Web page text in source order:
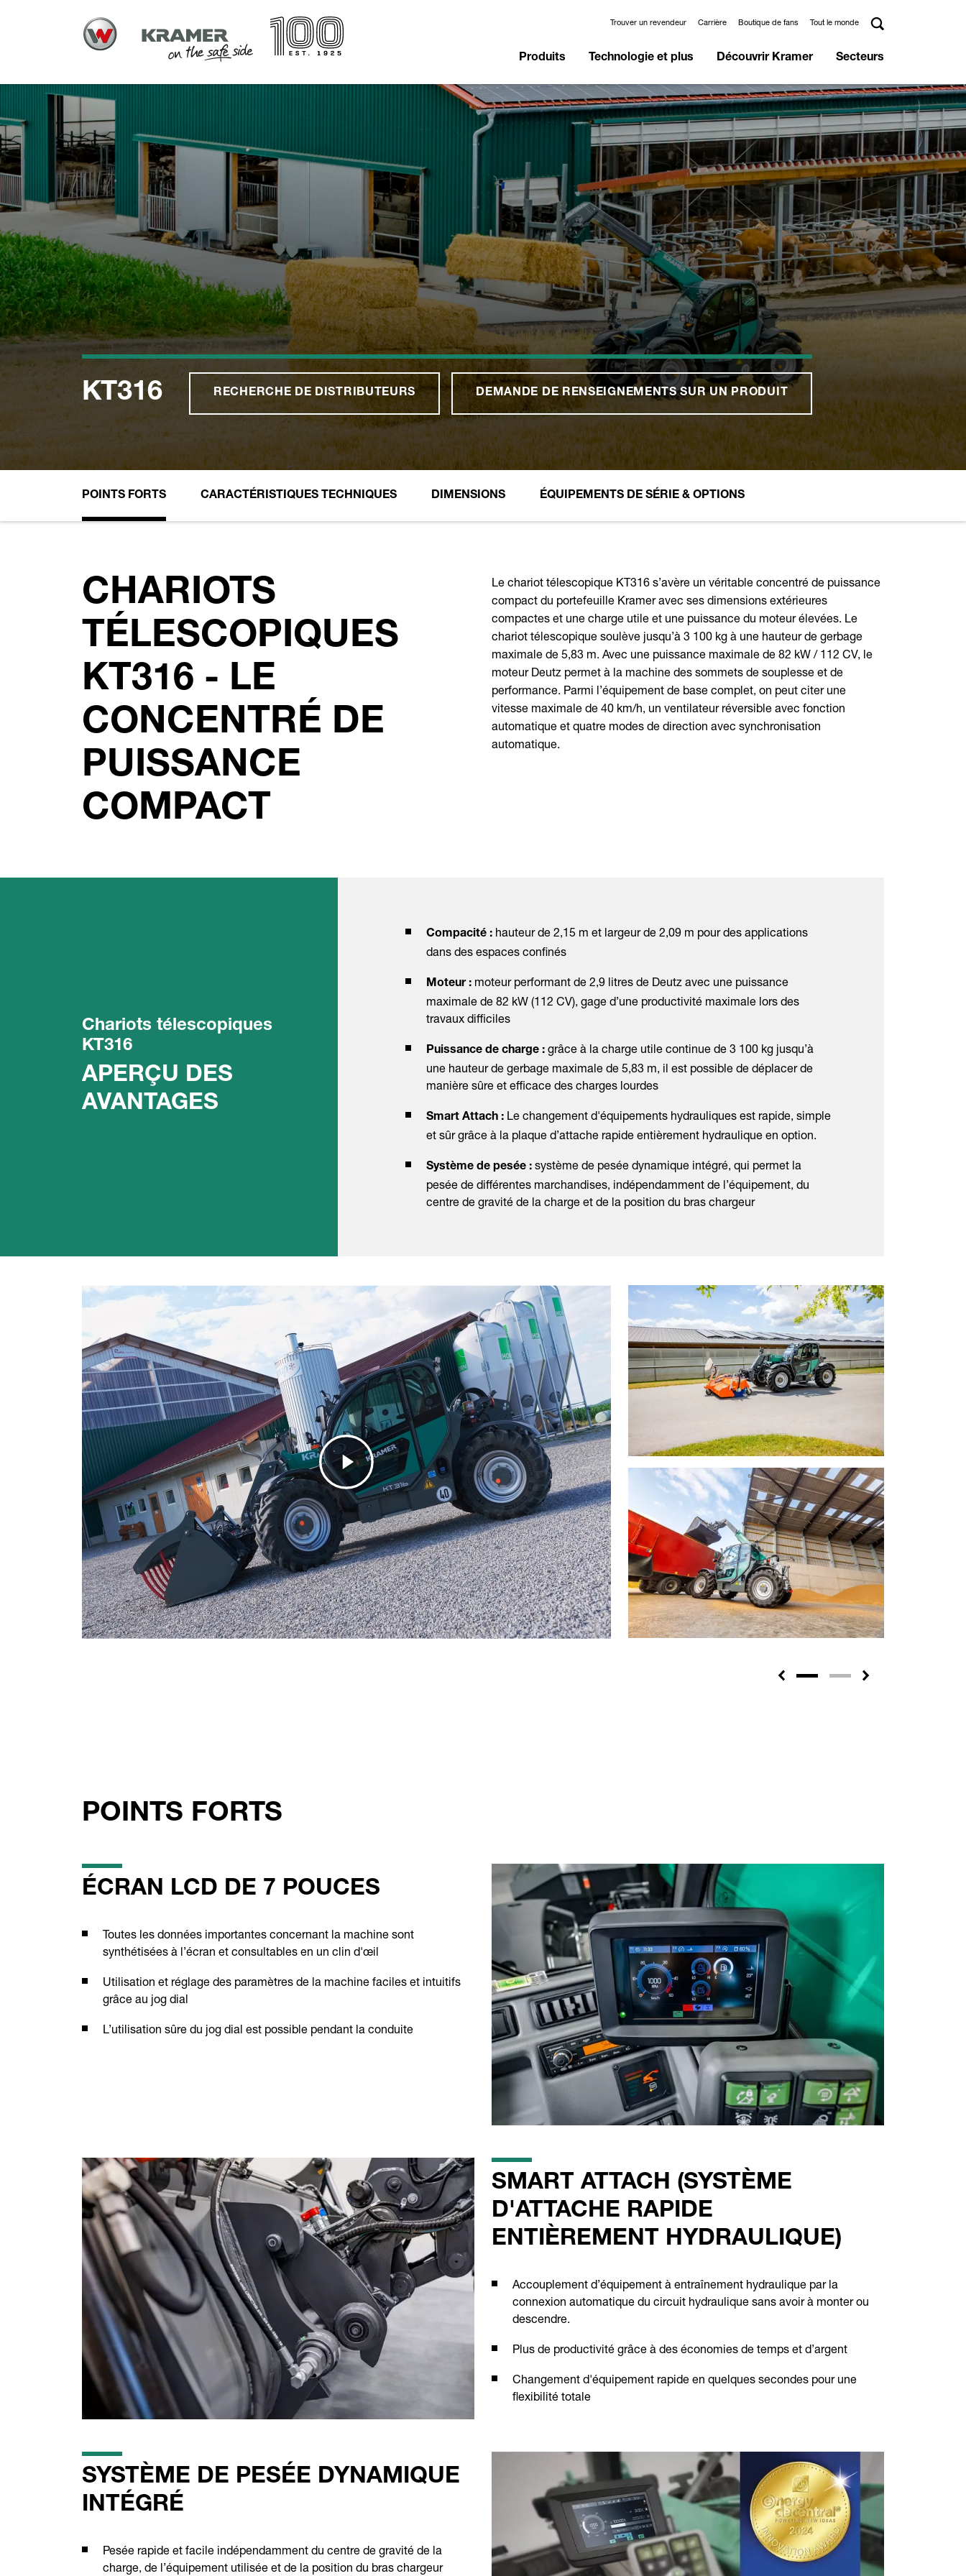
Trouver un revendeur Carrière Boutique de fans Tout le monde
Produits Technologie et plus Découvrir Kramer Secteurs
KT316 RECHERCHE DE DISTRIBUTEURS DEMANDE DE RENSEIGNEMENTS SUR UN PRODUIT
POINTS FORTS CARACTÉRISTIQUES TECHNIQUES DIMENSIONS ÉQUIPEMENTS DE SÉRIE & OPTIONS
CHARIOTS
TÉLESCOPIQUES
KT316 - LE
CONCENTRÉ DE
PUISSANCE
COMPACT
Le chariot télescopique KT316 s’avère un véritable concentré de puissance
compact du portefeuille Kramer avec ses dimensions extérieures
compactes et une charge utile et une puissance du moteur élevées. Le
chariot télescopique soulève jusqu’à 3 100 kg à une hauteur de gerbage
maximale de 5,83 m. Avec une puissance maximale de 82 kW / 112 CV, le
moteur Deutz permet à la machine des sommets de souplesse et de
performance. Parmi l’équipement de base complet, on peut citer une
vitesse maximale de 40 km/h, un ventilateur réversible avec fonction
automatique et quatre modes de direction avec synchronisation
automatique.
Chariots télescopiques
KT316
APERÇU DES
AVANTAGES
Compacité : hauteur de 2,15 m et largeur de 2,09 m pour des applications
dans des espaces confinés
Moteur : moteur performant de 2,9 litres de Deutz avec une puissance
maximale de 82 kW (112 CV), gage d’une productivité maximale lors des
travaux difficiles
Puissance de charge : grâce à la charge utile continue de 3 100 kg jusqu’à
une hauteur de gerbage maximale de 5,83 m, il est possible de déplacer de
manière sûre et efficace des charges lourdes
Smart Attach : Le changement d'équipements hydrauliques est rapide, simple
et sûr grâce à la plaque d’attache rapide entièrement hydraulique en option.
Système de pesée : système de pesée dynamique intégré, qui permet la
pesée de différentes marchandises, indépendamment de l’équipement, du
centre de gravité de la charge et de la position du bras chargeur
Previous Next
POINTS FORTS
ÉCRAN LCD DE 7 POUCES
Toutes les données importantes concernant la machine sont
synthétisées à l’écran et consultables en un clin d'œil
Utilisation et réglage des paramètres de la machine faciles et intuitifs
grâce au jog dial
L’utilisation sûre du jog dial est possible pendant la conduite
SMART ATTACH (SYSTÈME
D'ATTACHE RAPIDE
ENTIÈREMENT HYDRAULIQUE)
Accouplement d’équipement à entraînement hydraulique par la
connexion automatique du circuit hydraulique sans avoir à monter ou
descendre.
Plus de productivité grâce à des économies de temps et d’argent
Changement d'équipement rapide en quelques secondes pour une
flexibilité totale
SYSTÈME DE PESÉE DYNAMIQUE
INTÉGRÉ
Pesée rapide et facile indépendamment du centre de gravité de la
charge, de l’équipement utilisée et de la position du bras chargeur